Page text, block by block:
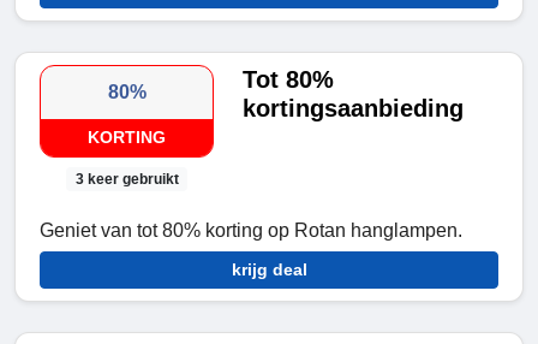
80%
KORTING
3 keer gebruikt
Tot 80%
kortingsaanbieding
Geniet van tot 80% korting op Rotan hanglampen.
krijg deal